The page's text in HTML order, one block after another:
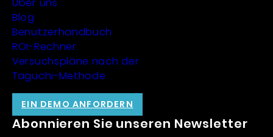
Blog
Benutzerhandbuch
ROI-Rechner
Versuchspläne nach der
Taguchi-Methode
Abonnieren Sie unseren Newsletter
EIN DEMO ANFORDERN